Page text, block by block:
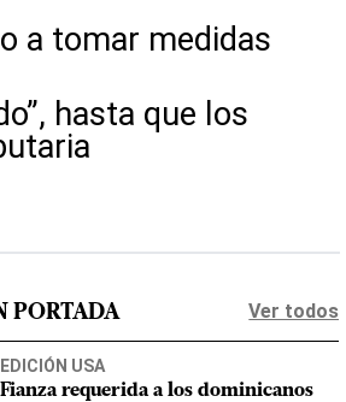
a tomar medidas
hasta que los
PORTADA Ver todos
EDICIÓN USA
Fianza requerida a los dominicanos